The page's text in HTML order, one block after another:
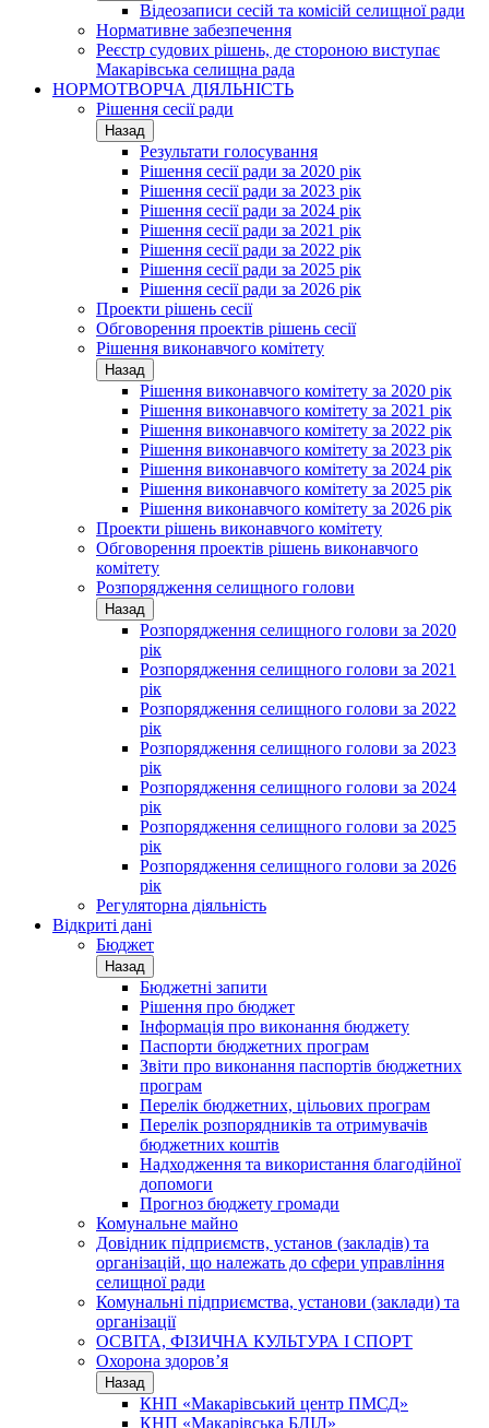
Відеозаписи сесій та комісій селищної ради
Нормативне забезпечення
Реєстр судових рішень, де стороною виступає
Макарівська селищна рада
НОРМОТВОРЧА ДІЯЛЬНІСТЬ
Рішення сесії ради
Назад
Результати голосування
Рішення сесії ради за 2020 рік
Рішення сесії ради за 2023 рік
Рішення сесії ради за 2024 рік
Рішення сесії ради за 2021 рік
Рішення сесії ради за 2022 рік
Рішення сесії ради за 2025 рік
Рішення сесії ради за 2026 рік
Проекти рішень сесії
Обговорення проектів рішень сесії
Рішення виконавчого комітету
Назад
Рішення виконавчого комітету за 2020 рік
Рішення виконавчого комітету за 2021 рік
Рішення виконавчого комітету за 2022 рік
Рішення виконавчого комітету за 2023 рік
Рішення виконавчого комітету за 2024 рік
Рішення виконавчого комітету за 2025 рік
Рішення виконавчого комітету за 2026 рік
Проекти рішень виконавчого комітету
Обговорення проектів рішень виконавчого
комітету
Розпорядження селищного голови
Назад
Розпорядження селищного голови за 2020
рік
Розпорядження селищного голови за 2021
рік
Розпорядження селищного голови за 2022
рік
Розпорядження селищного голови за 2023
рік
Розпорядження селищного голови за 2024
рік
Розпорядження селищного голови за 2025
рік
Розпорядження селищного голови за 2026
рік
Регуляторна діяльність
Відкриті дані
Бюджет
Назад
Бюджетні запити
Рішення про бюджет
Інформація про виконання бюджету
Паспорти бюджетних програм
Звіти про виконання паспортів бюджетних
програм
Перелік бюджетних, цільових програм
Перелік розпорядників та отримувачів
бюджетних коштів
Надходження та використання благодійної
допомоги
Прогноз бюджету громади
Комунальне майно
Довідник підприємств, установ (закладів) та
організацій, що належать до сфери управління
селищної ради
Комунальні підприємства, установи (заклади) та
організації
ОСВІТА, ФІЗИЧНА КУЛЬТУРА І СПОРТ
Охорона здоров’я
Назад
КНП «Макарівський центр ПМСД»
КНП «Макарівська БЛІЛ»